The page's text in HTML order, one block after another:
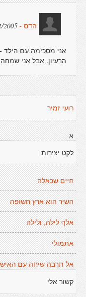
הדס - 21:16:35
אני מסכימה עם הילד
הרעיון. אבל אני
רועי זמיר
א
לקט יצירות
חיים שכאלה
השיר הוא ארץ חשופה
אלף לילה, ולילה
אתמולי
אל תרבה שיחה עם
קשור אלי